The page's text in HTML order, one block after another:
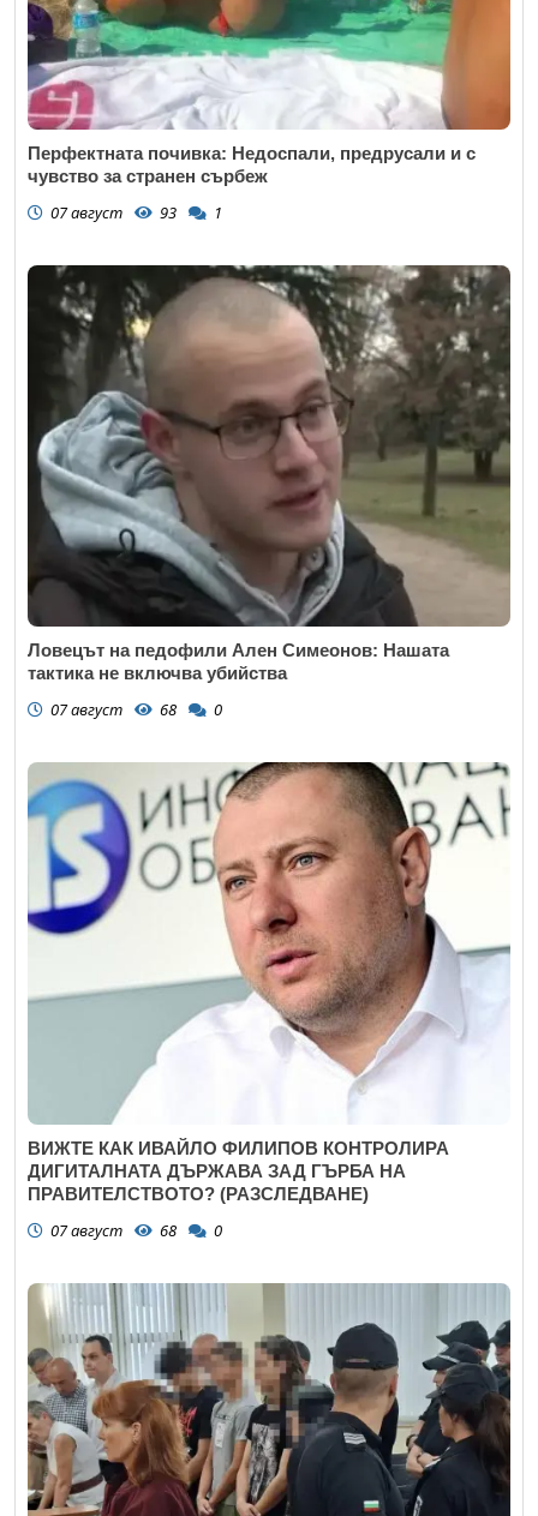
Перфектната почивка: Недоспали, предрусали и с
чувство за странен сърбеж
07 август 93 1
Ловецът на педофили Ален Симеонов: Нашата
тактика не включва убийства
07 август 68 0
ВИЖТЕ КАК ИВАЙЛО ФИЛИПОВ КОНТРОЛИРА
ДИГИТАЛНАТА ДЪРЖАВА ЗАД ГЪРБА НА
ПРАВИТЕЛСТВОТО? (РАЗСЛЕДВАНЕ)
07 август 68 0